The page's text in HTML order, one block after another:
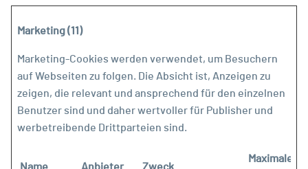
Marketing (11)
Marketing-Cookies werden verwendet, um Besuchern
auf Webseiten zu folgen. Die Absicht ist, Anzeigen zu
zeigen, die relevant und ansprechend für den einzelnen
Benutzer sind und daher wertvoller für Publisher und
werbetreibende Drittparteien sind.
Name Anbieter Zweck
Maximale